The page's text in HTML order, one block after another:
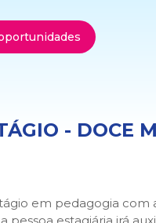
- DOCE
em pedagogia